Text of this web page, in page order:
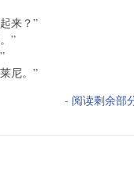
来？”
”
尼。”
- 阅读剩余部